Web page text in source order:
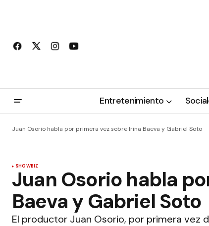
Entretenimiento
Juan Osorio habla por primera vez sobre Irina Baeva y Gabriel Soto
SHOWBIZ
Juan Osorio habla
Baeva y Gabriel Soto
El productor Juan Osorio, por primera vez